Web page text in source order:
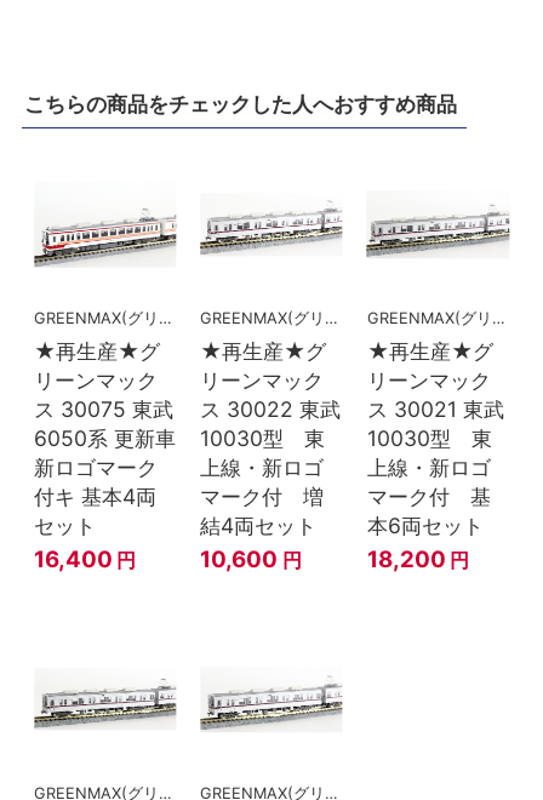
こちらの商品をチェックした人へおすすめ商品
GREENMAX(グリーンマックス）
★再生産★グ
リーンマック
ス 30075 東武
6050系 更新車
新ロゴマーク
付キ 基本4両
セット
16,400 円
GREENMAX(グリーンマックス）
★再生産★グ
リーンマック
ス 30022 東武
10030型 東
上線・新ロゴ
マーク付 増
結4両セット
10,600 円
GREENMAX(グリーンマックス）
★再生産★グ
リーンマック
ス 30021 東武
10030型 東
上線・新ロゴ
マーク付 基
本6両セット
18,200 円
GREENMAX(グリーンマックス） GREENMAX(グリーンマックス）